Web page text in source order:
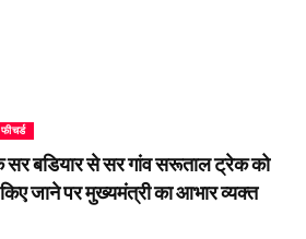
फीचर्ड
सर बडियार से सर गांव सरूताल ट्रेक को
जाने पर मुख्यमंत्री का आभार व्यक्त